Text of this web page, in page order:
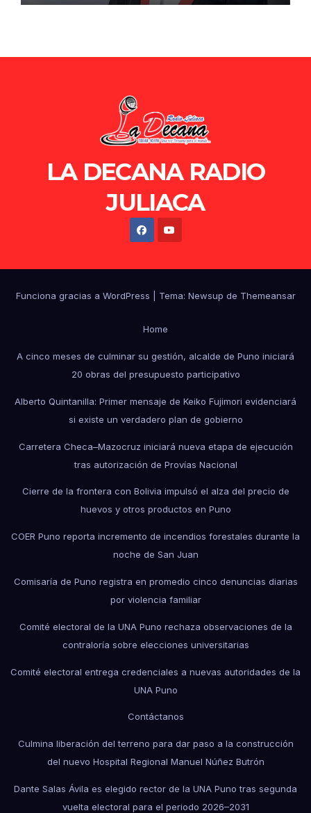
LA DECANA RADIO
JULIACA
Funciona gracias a WordPress Tema: Newsup de Themeansar
Home
A cinco meses de culminar su gestión, alcalde de Puno iniciará
20 obras del presupuesto participativo
Alberto Quintanilla: Primer mensaje de Keiko Fujimori evidenciará
si existe un verdadero plan de gobierno
Carretera Checa–Mazocruz iniciará nueva etapa de ejecución
tras autorización de Provías Nacional
Cierre de la frontera con Bolivia impulsó el alza del precio de
huevos y otros productos en Puno
COER Puno reporta incremento de incendios forestales durante la
noche de San Juan
Comisaría de Puno registra en promedio cinco denuncias diarias
por violencia familiar
Comité electoral de la UNA Puno rechaza observaciones de la
contraloría sobre elecciones universitarias
Comité electoral entrega credenciales a nuevas autoridades de la
UNA Puno
Contáctanos
Culmina liberación del terreno para dar paso a la construcción
del nuevo Hospital Regional Manuel Núñez Butrón
Dante Salas Ávila es elegido rector de la UNA Puno tras segunda
vuelta electoral para el periodo 2026–2031